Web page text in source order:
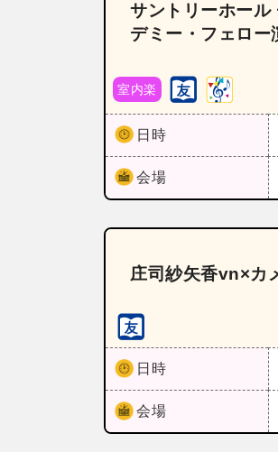
サントリーホー
デミー・フェロー
室内楽
日時
会場
庄司紗矢香vn×カ
日時
会場